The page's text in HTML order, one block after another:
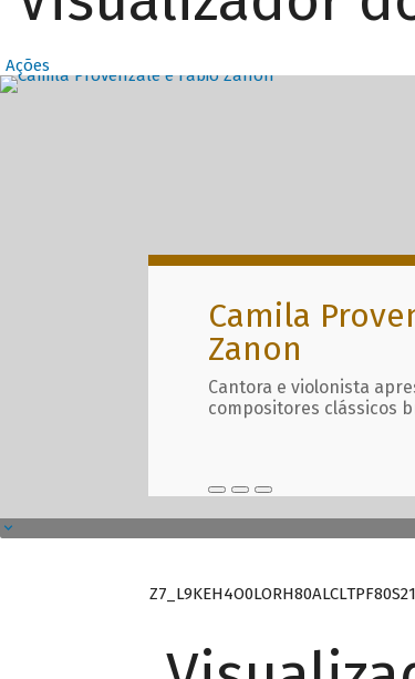
Ações
Destaques
Camila
Zanon
Cantora e violonista
compositores clássicos
Z7_L9KEH4O0LORH80ALCLTPF80S21